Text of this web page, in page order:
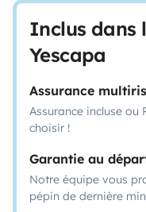
Inclus dans
Yescapa
Assurance
Assurance incluse
choisir !
Garantie au
Notre équipe vous
pépin de dernière